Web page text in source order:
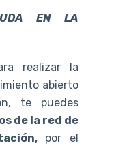
EN LA
realizar la
abierto
te puedes
de la red de
por el